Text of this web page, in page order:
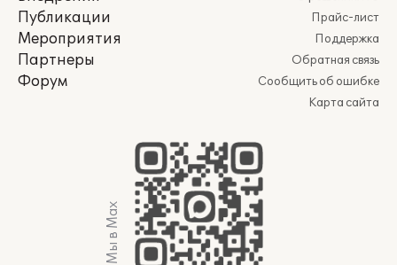
Публикации
Мероприятия
Партнеры
Форум
Прайс-лист
Поддержка
Обратная связь
Сообщить об ошибке
Карта сайта
Мы в Max